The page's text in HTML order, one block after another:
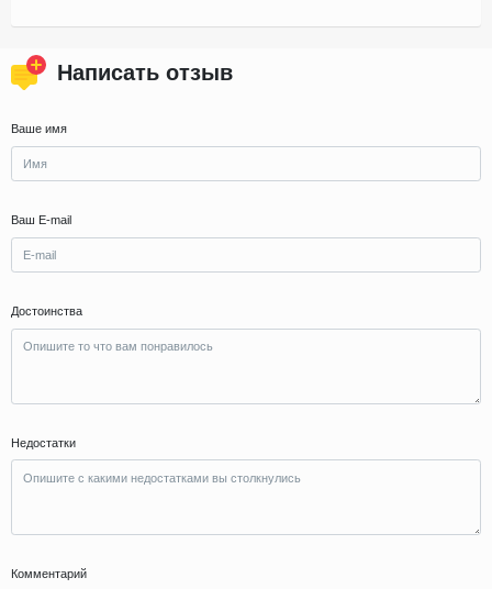
Написать отзыв
Ваше имя
Ваш E-mail
Достоинства
Недостатки
Комментарий